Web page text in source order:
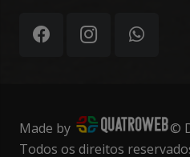
Made by
©
Todos os direitos